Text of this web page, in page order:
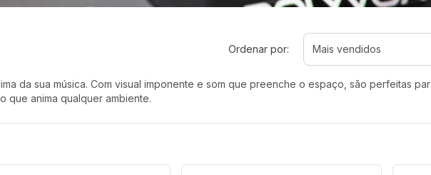
Ordenar por:
da sua música. Com visual imponente e som que preenche o espaço, são perfeitas
que anima qualquer ambiente.